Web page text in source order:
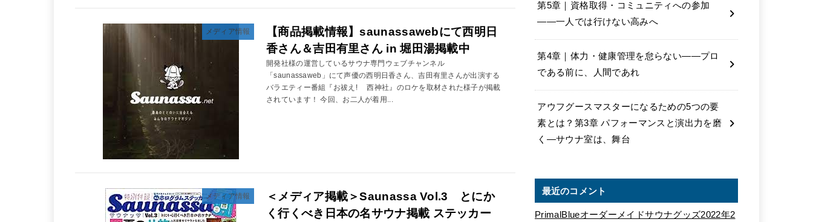
メディア情報
【商品掲載情報】saunassawebにて西明日
香さん＆吉田有里さん in 堀田湯掲載中
開発社様の運営しているサウナ専門ウェブチャンネル
「saunassaweb」にて声優の西明日香さん、吉田有里さんが出演する
バラエティー番組『お祓え! 西神社』のロケを取材された様子が掲載
されています！ 今回、お二人が着用...
メディア情報
＜メディア掲載＞Saunassa Vol.3 とにか
く行くべき日本の名サウナ掲載 ステッカー
第5章｜資格取得・コミュニティへの参加
――一人では行けない高みへ
第4章｜体力・健康管理を怠らない――プロ
である前に、人間であれ
アウフグースマスターになるための5つの要
素とは？第3章 パフォーマンスと演出力を磨
く―サウナ室は、舞台
最近のコメント
PrimalBlueオーダーメイドサウナグッズ2022年2